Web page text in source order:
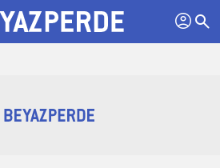
profil search